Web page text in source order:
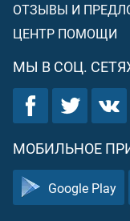
ОТЗЫВЫ И
ЦЕНТР ПОМОЩИ
МЫ В СОЦ.
МОБИЛЬНОЕ
Google Play